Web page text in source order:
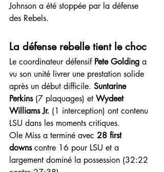
Johnson a été stoppée par la défense
des Rebels.
La défense rebelle tient le choc
Le coordinateur défensif Pete Golding a
vu son unité livrer une prestation solide
après un début difficile. Suntarine
Perkins (7 plaquages) et Wydeet
Williams Jr. (1 interception) ont contenu
LSU dans les moments critiques.
Ole Miss a terminé avec 28 first
downs contre 16 pour LSU et a
largement dominé la possession (32:22